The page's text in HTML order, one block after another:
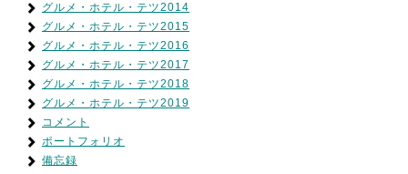
グルメ・ホテル・テツ2014
グルメ・ホテル・テツ2015
グルメ・ホテル・テツ2016
グルメ・ホテル・テツ2017
グルメ・ホテル・テツ2018
グルメ・ホテル・テツ2019
コメント
ポートフォリオ
備忘録